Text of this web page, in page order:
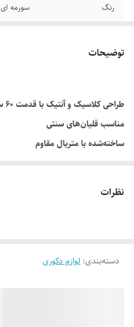
رنگ سورمه ای
توضیحات
طراحی کلاسیک و آنتیک با قدمت ۶۰ ساله
مناسب قلیان‌های سنتی
ساخته‌شده با متریال مقاوم
نظرات
دسته‌بندی: لوازم دکوری